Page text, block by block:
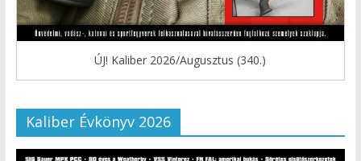
ÚJ! Kaliber 2026/Augusztus (340.)
Kaliber Évkönyv 2026